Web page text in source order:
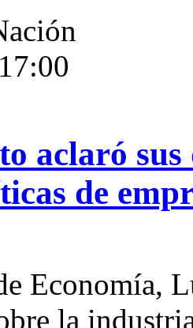
aclaró
de
Economía,
la